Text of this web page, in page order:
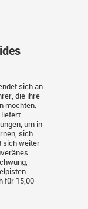
sich an
die ihre
möchten.
liefert
um in
sich
sich weiter
für 15,00